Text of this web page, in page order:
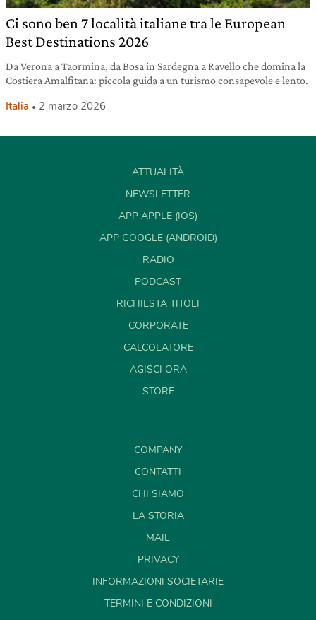
Ci sono ben 7 località italiane tra le European
Best Destinations 2026
Da Verona a Taormina, da Bosa in Sardegna a Ravello che domina la
Costiera Amalfitana: piccola guida a un turismo consapevole e lento.
Italia 2 marzo 2026
ATTUALITÀ
NEWSLETTER
APP APPLE (IOS)
APP GOOGLE (ANDROID)
RADIO
PODCAST
RICHIESTA TITOLI
CORPORATE
CALCOLATORE
AGISCI ORA
STORE
COMPANY
CONTATTI
CHI SIAMO
LA STORIA
MAIL
PRIVACY
INFORMAZIONI SOCIETARIE
TERMINI E CONDIZIONI